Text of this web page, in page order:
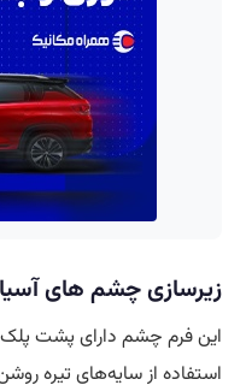
زیرسازی چشم های
این فرم چشم دارای پشت
استفاده از سایه‌های تیره